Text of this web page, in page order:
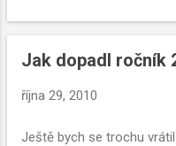
Jak dopadl ročník
října 29, 2010
Ještě bych se trochu